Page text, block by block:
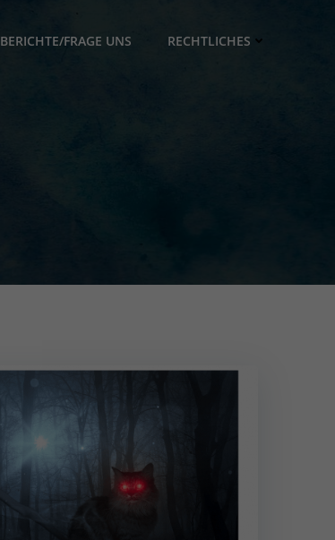
BERICHTE/FRAGE UNS RECHTLICHES